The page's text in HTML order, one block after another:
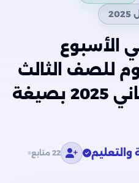
الأسبوع
للصف الثالث
الاعدادي الترم الثاني 2025 بصيغة
والتعليم 22 متابع